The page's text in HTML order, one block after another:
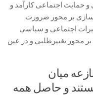
حمایت اجتماعی کارآمد و
بر محور ضرورت
اجتماعی و سیاسی
محور تغییرطلبی و در عین
میان
و حاصل همه